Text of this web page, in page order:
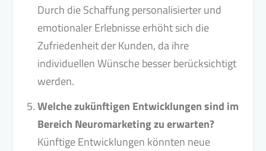
Durch die Schaffung personalisierter und
emotionaler Erlebnisse erhöht sich die
Zufriedenheit der Kunden, da ihre
individuellen Wünsche besser berücksichtigt
werden.
Welche zukünftigen Entwicklungen sind im
Bereich Neuromarketing zu erwarten?
Künftige Entwicklungen könnten neue